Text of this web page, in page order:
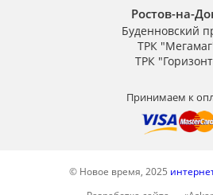
Ростов-на-
Буденновский
ТРК
ТРК
Принимаем к
© Новое время, 2025